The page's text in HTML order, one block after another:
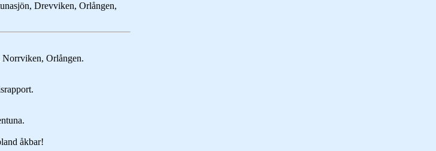
Drevviken, Orlången,
Norrviken, Orlången.
åkbar!